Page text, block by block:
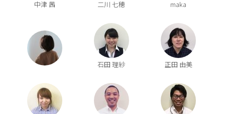
中津 茜 二川 七穂 maka
石田 理紗 正田 由美